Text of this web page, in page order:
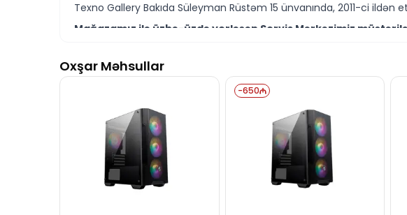
Texno Gallery Bakıda Süleyman Rüstəm 15 ünvanında, 2011-ci
Mağazamız ilə üzbə-üzdə yerləşən Servis Mərkəzimiz
TexnoGallery MSI MAG-FORGE H610M-i5.5060 Gaming PC
Ünvanımız 28 Mall TM-dən 150 metr məsafədə yerləşir.
İstər Gaming PC modelləri istərsə də digər brend məhsullarla
Seçim etməkdə məsləhətə ehtiyacınız varsa təcrübəli
TexnoGallery MSI MAG-FORGE H610M-i5.5060 Gaming PC
daim hazırıq.
Oxşar Məhsullar
-650